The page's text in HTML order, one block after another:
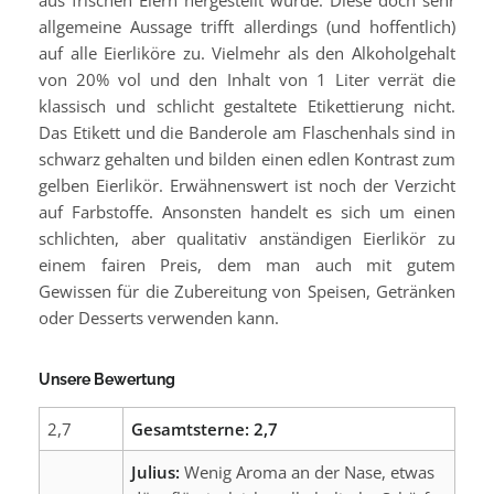
allgemeine Aussage trifft allerdings (und hoffentlich)
auf alle Eierliköre zu. Vielmehr als den Alkoholgehalt
von 20% vol und den Inhalt von 1 Liter verrät die
klassisch und schlicht gestaltete Etikettierung nicht.
Das Etikett und die Banderole am Flaschenhals sind in
schwarz gehalten und bilden einen edlen Kontrast zum
gelben Eierlikör. Erwähnenswert ist noch der Verzicht
auf Farbstoffe. Ansonsten handelt es sich um einen
schlichten, aber qualitativ anständigen Eierlikör zu
einem fairen Preis, dem man auch mit gutem
Gewissen für die Zubereitung von Speisen, Getränken
oder Desserts verwenden kann.
Unsere Bewertung
2,7 Gesamtsterne: 2,7
Julius: Wenig Aroma an der Nase, etwas